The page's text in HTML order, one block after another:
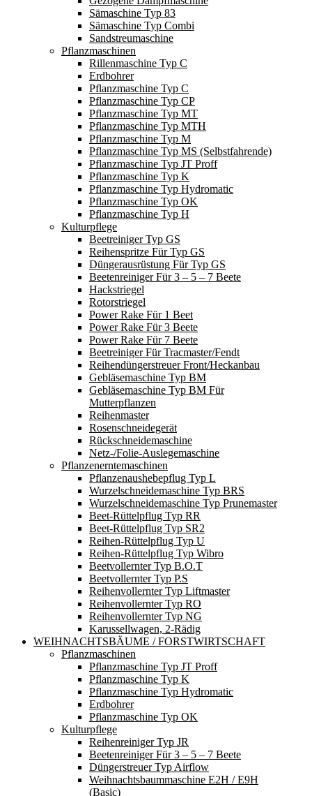
Sämaschine Typ 83
Sämaschine Typ Combi
Sandstreumaschine
Pflanzmaschinen
Rillenmaschine Typ C
Erdbohrer
Pflanzmaschine Typ C
Pflanzmaschine Typ CP
Pflanzmaschine Typ MT
Pflanzmaschine Typ MTH
Pflanzmaschine Typ M
Pflanzmaschine Typ MS (Selbstfahrende)
Pflanzmaschine Typ JT Proff
Pflanzmaschine Typ K
Pflanzmaschine Typ Hydromatic
Pflanzmaschine Typ OK
Pflanzmaschine Typ H
Kulturpflege
Beetreiniger Typ GS
Reihenspritze Für Typ GS
Düngerausrüstung Für Typ GS
Beetenreiniger Für 3 – 5 – 7 Beete
Hackstriegel
Rotorstriegel
Power Rake Für 1 Beet
Power Rake Für 3 Beete
Power Rake Für 7 Beete
Beetreiniger Für Tracmaster/Fendt
Reihendüngerstreuer Front/Heckanbau
Gebläsemaschine Typ BM
Gebläsemaschine Typ BM Für
Mutterpflanzen
Reihenmaster
Rosenschneidegerät
Rückschneidemaschine
Netz-/Folie-Auslegemaschine
Pflanzenerntemaschinen
Pflanzenaushebepflug Typ L
Wurzelschneidemaschine Typ BRS
Wurzelschneidemaschine Typ Prunemaster
Beet-Rüttelpflug Typ RR
Beet-Rüttelpflug Typ SR2
Reihen-Rüttelpflug Typ U
Reihen-Rüttelpflug Typ Wibro
Beetvollernter Typ B.O.T
Beetvollernter Typ P.S
Reihenvollernter Typ Liftmaster
Reihenvollernter Typ RO
Reihenvollernter Typ NG
Karussellwagen, 2-Rädig
WEIHNACHTSBÄUME / FORSTWIRTSCHAFT
Pflanzmaschinen
Pflanzmaschine Typ JT Proff
Pflanzmaschine Typ K
Pflanzmaschine Typ Hydromatic
Erdbohrer
Pflanzmaschine Typ OK
Kulturpflege
Reihenreiniger Typ JR
Beetenreiniger Für 3 – 5 – 7 Beete
Düngerstreuer Typ Airflow
Weihnachtsbaummaschine E2H / E9H
(basic)